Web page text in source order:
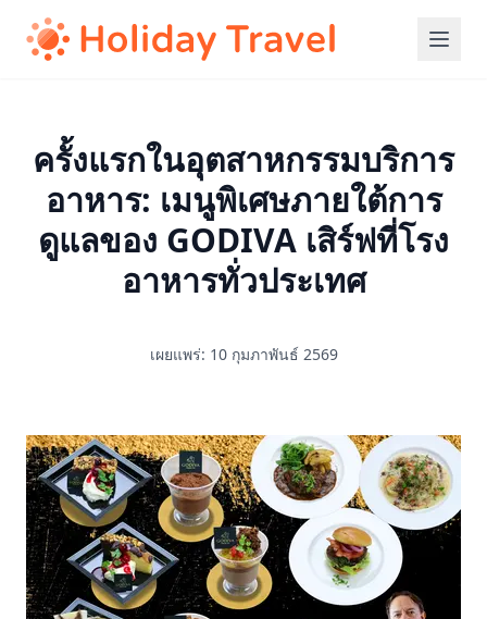
ครั้งแรกในอุตสาหกรรมบริการ
อาหาร: เมนูพิเศษภายใต้การ
ดูแลของ GODIVA เสิร์ฟที่โรง
อาหารทั่วประเทศ
เผยแพร่: 10 กุมภาพันธ์ 2569